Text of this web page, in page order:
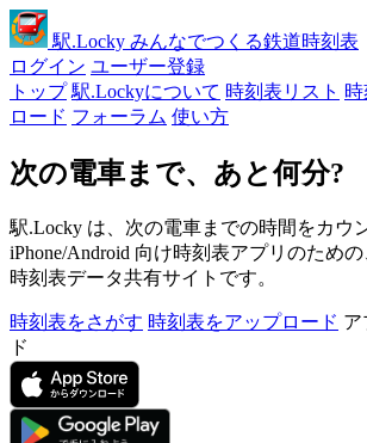
駅.Locky みんなでつくる鉄道時刻表
ログイン ユーザー登録
トップ 駅.Lockyについて 時刻表リスト
ロード フォーラム 使い方
次の電車まで、あと何分?
駅.Locky は、次の電車までの時間をカウ
iPhone/Android 向け時刻表アプリのため
時刻表データ共有サイトです。
時刻表をさがす 時刻表をアップロード ア
ド